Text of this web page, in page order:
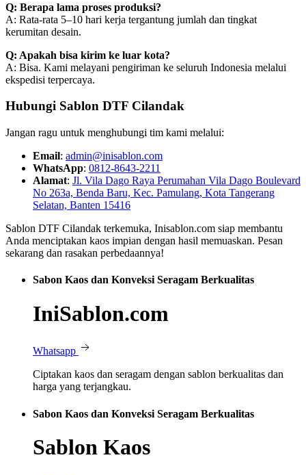
Q: Berapa lama proses produksi?
A: Rata-rata 5–10 hari kerja tergantung jumlah dan tingkat
kerumitan desain.
Q: Apakah bisa kirim ke luar kota?
A: Bisa. Kami melayani pengiriman ke seluruh Indonesia melalui
ekspedisi terpercaya.
Hubungi Sablon DTF Cilandak
Jangan ragu untuk menghubungi tim kami melalui:
Email: admin@inisablon.com
WhatsApp: 0812-8643-2211
Alamat: Jl. Vila Dago Raya Perumahan Vila Dago Boulevard
No 263a, Benda Baru, Kec. Pamulang, Kota Tangerang
Selatan, Banten 15416
Sablon DTF Cilandak terkemuka, Inisablon.com siap membantu
Anda menciptakan kaos impian dengan hasil memuaskan. Pesan
sekarang dan rasakan perbedaannya!
Sabon Kaos dan Konveksi Seragam Berkualitas
IniSablon.com
Whatsapp
Ciptakan kaos dan seragam dengan sablon berkualitas dan
harga yang terjangkau.
Sabon Kaos dan Konveksi Seragam Berkualitas
Sablon Kaos